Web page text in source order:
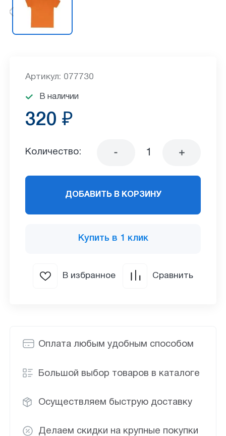
Оплата любым удобным способом
Большой выбор товаров в каталоге
Осуществляем быструю доставку
Делаем скидки на крупные покупки
Артикул: 077730
В наличии
320 ₽
Количество:
ДОБАВИТЬ В КОРЗИНУ
Купить в 1 клик
В избранное Сравнить